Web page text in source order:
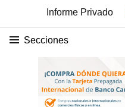
Informe Privado
Secciones